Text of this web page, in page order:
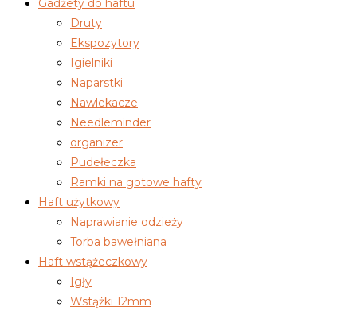
Gadżety do haftu
Druty
Ekspozytory
Igielniki
Naparstki
Nawlekacze
Needleminder
organizer
Pudełeczka
Ramki na gotowe hafty
Haft użytkowy
Naprawianie odzieży
Torba bawełniana
Haft wstążeczkowy
Igły
Wstążki 12mm